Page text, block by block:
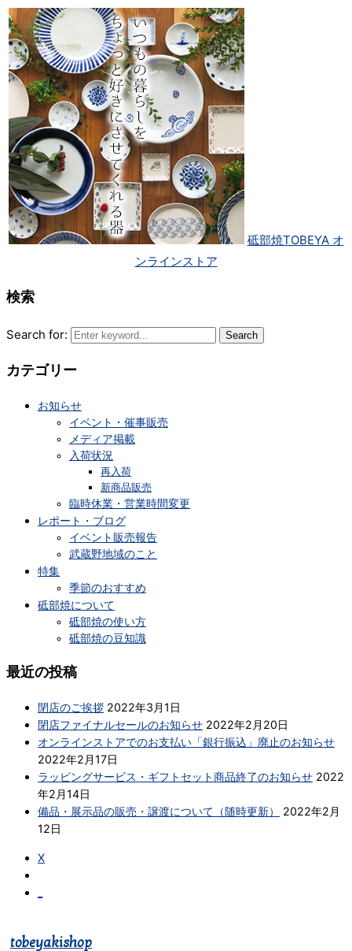
砥部焼TOBEYA オ
ンラインストア
検索
Search for:
カテゴリー
お知らせ
イベント・催事販売
メディア掲載
入荷状況
再入荷
新商品販売
臨時休業・営業時間変更
レポート・ブログ
イベント販売報告
武蔵野地域のこと
特集
季節のおすすめ
砥部焼について
砥部焼の使い方
砥部焼の豆知識
最近の投稿
閉店のご挨拶 2022年3月1日
閉店ファイナルセールのお知らせ 2022年2月20日
オンラインストアでのお支払い「銀行振込」廃止のお知らせ
2022年2月17日
ラッピングサービス・ギフトセット商品終了のお知らせ 2022
年2月14日
備品・展示品の販売・譲渡について（随時更新）
2022年2月
12日
X
tobeyakishop